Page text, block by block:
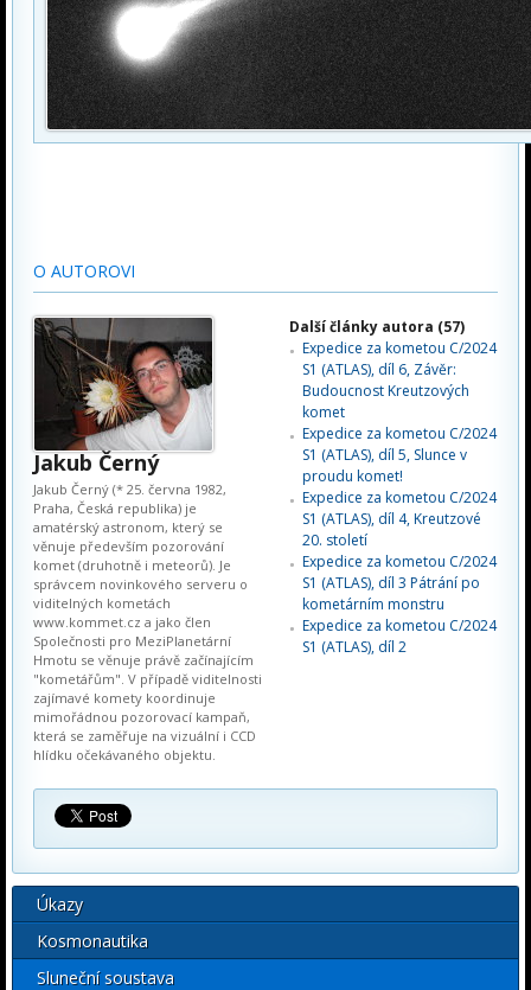
O AUTOROVI
Jakub Černý
Jakub Černý (* 25. června 1982,
Praha, Česká republika) je
amatérský astronom, který se
věnuje především pozorování
komet (druhotně i meteorů). Je
správcem novinkového serveru o
viditelných kometách
www.kommet.cz a jako člen
Společnosti pro MeziPlanetární
Hmotu se věnuje právě začínajícím
"kometářům". V případě viditelnosti
zajímavé komety koordinuje
mimořádnou pozorovací kampaň,
která se zaměřuje na vizuální i CCD
hlídku očekávaného objektu.
Další články autora (57)
Expedice za kometou C/2024
S1 (ATLAS), díl 6, Závěr:
Budoucnost Kreutzových
komet
Expedice za kometou C/2024
S1 (ATLAS), díl 5, Slunce v
proudu komet!
Expedice za kometou C/2024
S1 (ATLAS), díl 4, Kreutzové
20. století
Expedice za kometou C/2024
S1 (ATLAS), díl 3 Pátrání po
kometárním monstru
Expedice za kometou C/2024
S1 (ATLAS), díl 2
Úkazy
Kosmonautika
Sluneční soustava